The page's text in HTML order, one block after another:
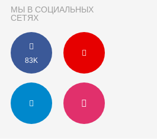
МЫ В СОЦИАЛЬНЫХ
СЕТЯХ
83K